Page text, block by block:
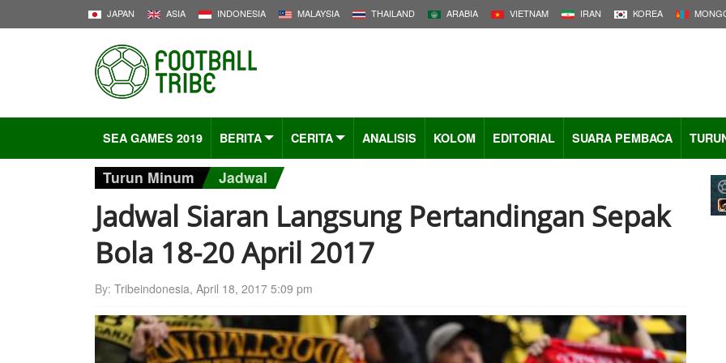
JAPAN ASIA INDONESIA MALAYSIA THAILAND ARABIA VIETNAM IRAN KOREA
SEA GAMES 2019 BERITA CERITA ANALISIS KOLOM EDITORIAL SUARA PEMBACA
Turun Minum Jadwal
Jadwal Siaran Langsung Pertandingan Sepak
Bola 18-20 April 2017
By: Tribeindonesia, April 18, 2017 5:09 pm